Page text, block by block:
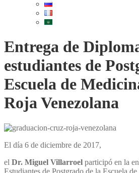
Entrega de
estudiantes de
Escuela de
Roja Venezolana
El día 6 de diciembre de 2017,
el Dr. Miguel Villarroel participó en la
Estudiantes de Postgrado de la Escuela